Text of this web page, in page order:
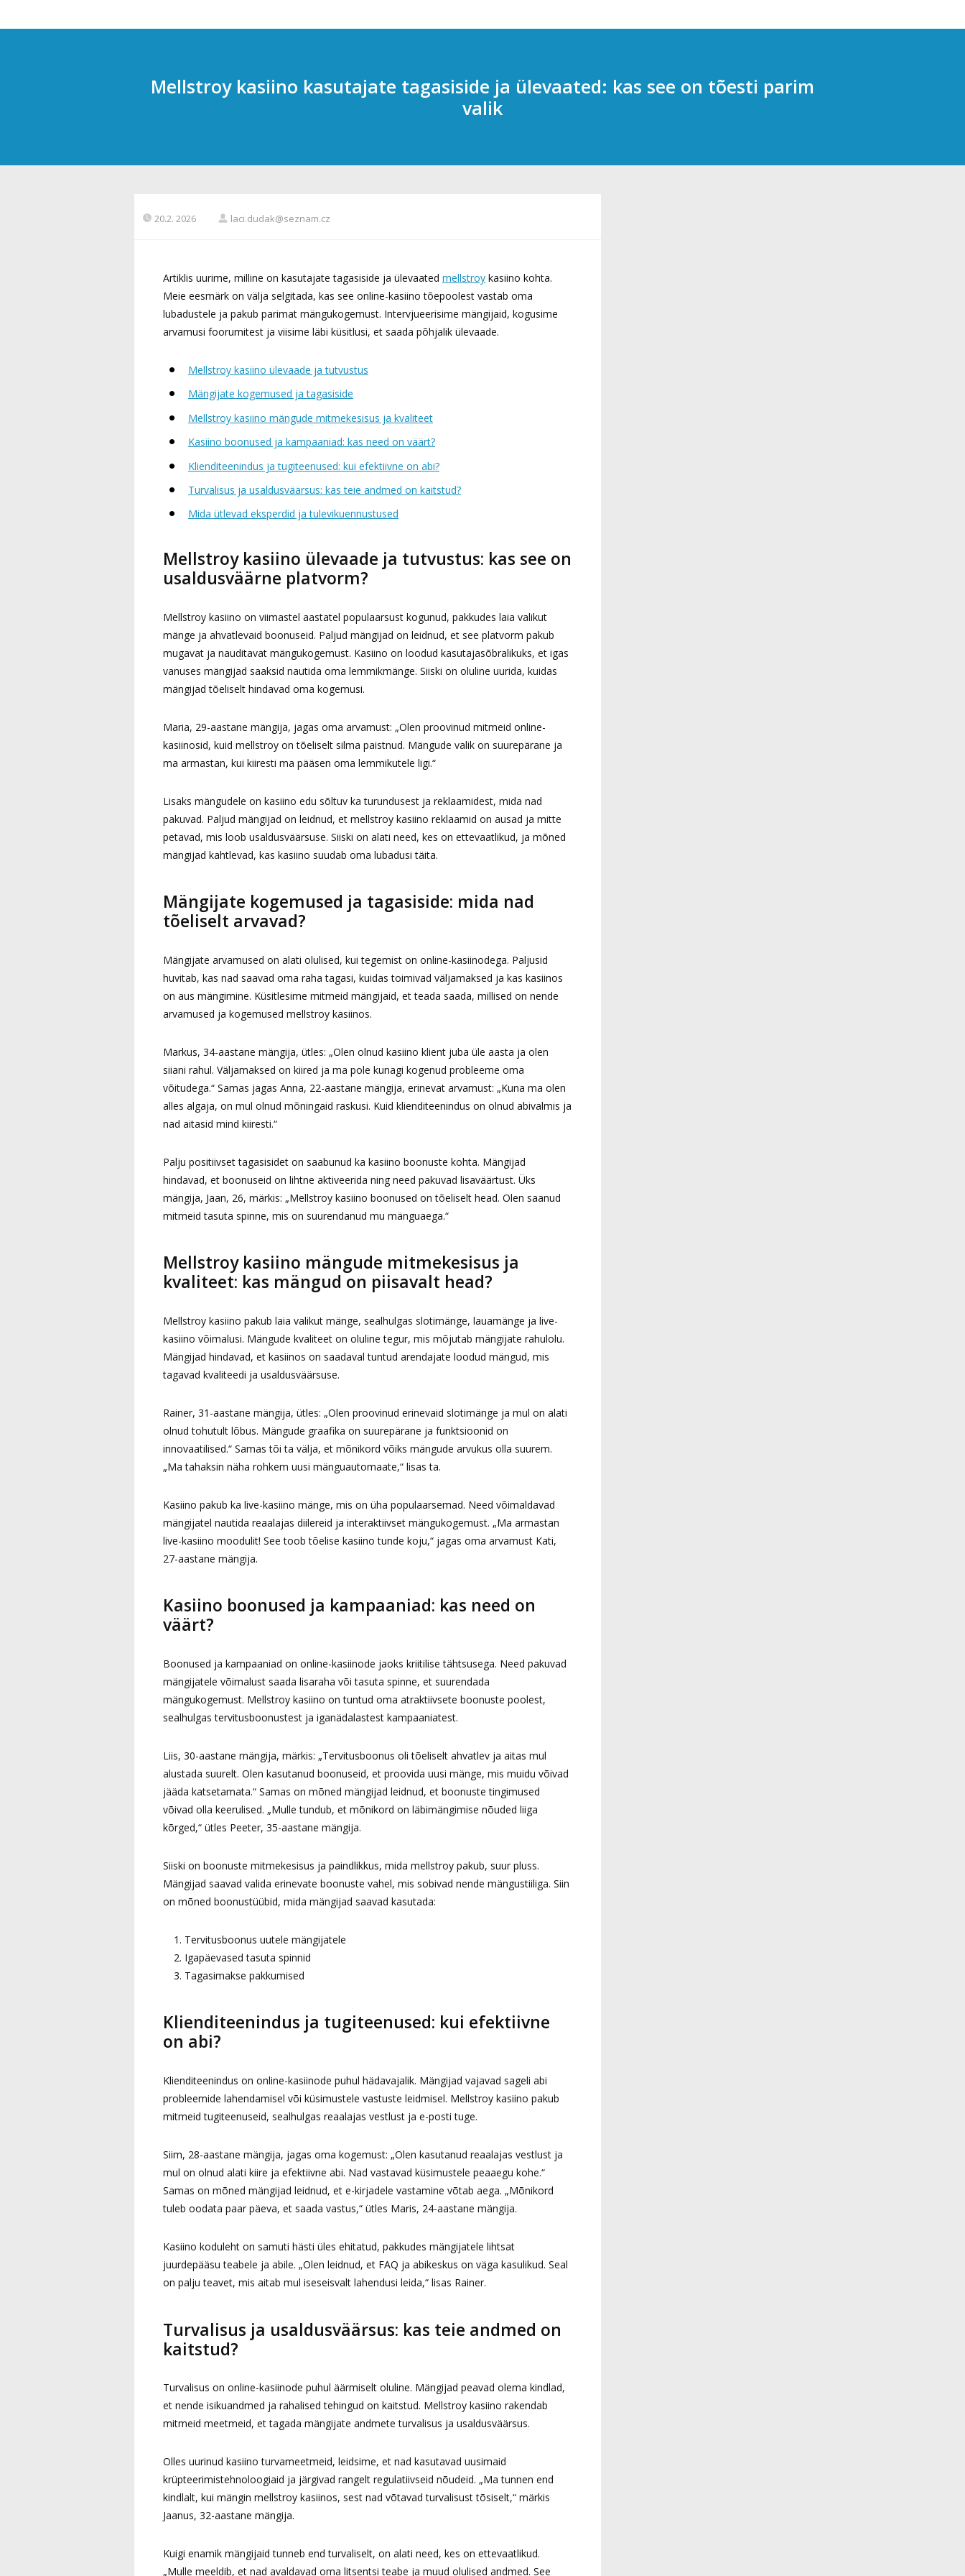
Mellstroy kasiino kasutajate tagasiside ja ülevaated: kas see on tõesti parim
valik
20.2. 2026 laci.dudak@seznam.cz
Artiklis uurime, milline on kasutajate tagasiside ja ülevaated mellstroy kasiino kohta.
Meie eesmärk on välja selgitada, kas see online-kasiino tõepoolest vastab oma
lubadustele ja pakub parimat mängukogemust. Intervjueerisime mängijaid, kogusime
arvamusi foorumitest ja viisime läbi küsitlusi, et saada põhjalik ülevaade.
Mellstroy kasiino ülevaade ja tutvustus
Mängijate kogemused ja tagasiside
Mellstroy kasiino mängude mitmekesisus ja kvaliteet
Kasiino boonused ja kampaaniad: kas need on väärt?
Klienditeenindus ja tugiteenused: kui efektiivne on abi?
Turvalisus ja usaldusväärsus: kas teie andmed on kaitstud?
Mida ütlevad eksperdid ja tulevikuennustused
Mellstroy kasiino ülevaade ja tutvustus: kas see on
usaldusväärne platvorm?
Mellstroy kasiino on viimastel aastatel populaarsust kogunud, pakkudes laia valikut
mänge ja ahvatlevaid boonuseid. Paljud mängijad on leidnud, et see platvorm pakub
mugavat ja nauditavat mängukogemust. Kasiino on loodud kasutajasõbralikuks, et igas
vanuses mängijad saaksid nautida oma lemmikmänge. Siiski on oluline uurida, kuidas
mängijad tõeliselt hindavad oma kogemusi.
Maria, 29-aastane mängija, jagas oma arvamust: „Olen proovinud mitmeid online-
kasiinosid, kuid mellstroy on tõeliselt silma paistnud. Mängude valik on suurepärane ja
ma armastan, kui kiiresti ma pääsen oma lemmikutele ligi.“
Lisaks mängudele on kasiino edu sõltuv ka turundusest ja reklaamidest, mida nad
pakuvad. Paljud mängijad on leidnud, et mellstroy kasiino reklaamid on ausad ja mitte
petavad, mis loob usaldusväärsuse. Siiski on alati need, kes on ettevaatlikud, ja mõned
mängijad kahtlevad, kas kasiino suudab oma lubadusi täita.
Mängijate kogemused ja tagasiside: mida nad
tõeliselt arvavad?
Mängijate arvamused on alati olulised, kui tegemist on online-kasiinodega. Paljusid
huvitab, kas nad saavad oma raha tagasi, kuidas toimivad väljamaksed ja kas kasiinos
on aus mängimine. Küsitlesime mitmeid mängijaid, et teada saada, millised on nende
arvamused ja kogemused mellstroy kasiinos.
Markus, 34-aastane mängija, ütles: „Olen olnud kasiino klient juba üle aasta ja olen
siiani rahul. Väljamaksed on kiired ja ma pole kunagi kogenud probleeme oma
võitudega.“ Samas jagas Anna, 22-aastane mängija, erinevat arvamust: „Kuna ma olen
alles algaja, on mul olnud mõningaid raskusi. Kuid klienditeenindus on olnud abivalmis ja
nad aitasid mind kiiresti.“
Palju positiivset tagasisidet on saabunud ka kasiino boonuste kohta. Mängijad
hindavad, et boonuseid on lihtne aktiveerida ning need pakuvad lisaväärtust. Üks
mängija, Jaan, 26, märkis: „Mellstroy kasiino boonused on tõeliselt head. Olen saanud
mitmeid tasuta spinne, mis on suurendanud mu mänguaega.“
Mellstroy kasiino mängude mitmekesisus ja
kvaliteet: kas mängud on piisavalt head?
Mellstroy kasiino pakub laia valikut mänge, sealhulgas slotimänge, lauamänge ja live-
kasiino võimalusi. Mängude kvaliteet on oluline tegur, mis mõjutab mängijate rahulolu.
Mängijad hindavad, et kasiinos on saadaval tuntud arendajate loodud mängud, mis
tagavad kvaliteedi ja usaldusväärsuse.
Rainer, 31-aastane mängija, ütles: „Olen proovinud erinevaid slotimänge ja mul on alati
olnud tohutult lõbus. Mängude graafika on suurepärane ja funktsioonid on
innovaatilised.“ Samas tõi ta välja, et mõnikord võiks mängude arvukus olla suurem.
„Ma tahaksin näha rohkem uusi mänguautomaate,“ lisas ta.
Kasiino pakub ka live-kasiino mänge, mis on üha populaarsemad. Need võimaldavad
mängijatel nautida reaalajas diilereid ja interaktiivset mängukogemust. „Ma armastan
live-kasiino moodulit! See toob tõelise kasiino tunde koju,“ jagas oma arvamust Kati,
27-aastane mängija.
Kasiino boonused ja kampaaniad: kas need on
väärt?
Boonused ja kampaaniad on online-kasiinode jaoks kriitilise tähtsusega. Need pakuvad
mängijatele võimalust saada lisaraha või tasuta spinne, et suurendada
mängukogemust. Mellstroy kasiino on tuntud oma atraktiivsete boonuste poolest,
sealhulgas tervitusboonustest ja iganädalastest kampaaniatest.
Liis, 30-aastane mängija, märkis: „Tervitusboonus oli tõeliselt ahvatlev ja aitas mul
alustada suurelt. Olen kasutanud boonuseid, et proovida uusi mänge, mis muidu võivad
jääda katsetamata.“ Samas on mõned mängijad leidnud, et boonuste tingimused
võivad olla keerulised. „Mulle tundub, et mõnikord on läbimängimise nõuded liiga
kõrged,“ ütles Peeter, 35-aastane mängija.
Siiski on boonuste mitmekesisus ja paindlikkus, mida mellstroy pakub, suur pluss.
Mängijad saavad valida erinevate boonuste vahel, mis sobivad nende mängustiiliga. Siin
on mõned boonustüübid, mida mängijad saavad kasutada:
Tervitusboonus uutele mängijatele
Igapäevased tasuta spinnid
Tagasimakse pakkumised
Klienditeenindus ja tugiteenused: kui efektiivne
on abi?
Klienditeenindus on online-kasiinode puhul hädavajalik. Mängijad vajavad sageli abi
probleemide lahendamisel või küsimustele vastuste leidmisel. Mellstroy kasiino pakub
mitmeid tugiteenuseid, sealhulgas reaalajas vestlust ja e-posti tuge.
Siim, 28-aastane mängija, jagas oma kogemust: „Olen kasutanud reaalajas vestlust ja
mul on olnud alati kiire ja efektiivne abi. Nad vastavad küsimustele peaaegu kohe.“
Samas on mõned mängijad leidnud, et e-kirjadele vastamine võtab aega. „Mõnikord
tuleb oodata paar päeva, et saada vastus,“ ütles Maris, 24-aastane mängija.
Kasiino koduleht on samuti hästi üles ehitatud, pakkudes mängijatele lihtsat
juurdepääsu teabele ja abile. „Olen leidnud, et FAQ ja abikeskus on väga kasulikud. Seal
on palju teavet, mis aitab mul iseseisvalt lahendusi leida,“ lisas Rainer.
Turvalisus ja usaldusväärsus: kas teie andmed on
kaitstud?
Turvalisus on online-kasiinode puhul äärmiselt oluline. Mängijad peavad olema kindlad,
et nende isikuandmed ja rahalised tehingud on kaitstud. Mellstroy kasiino rakendab
mitmeid meetmeid, et tagada mängijate andmete turvalisus ja usaldusväärsus.
Olles uurinud kasiino turvameetmeid, leidsime, et nad kasutavad uusimaid
krüpteerimistehnoloogiaid ja järgivad rangelt regulatiivseid nõudeid. „Ma tunnen end
kindlalt, kui mängin mellstroy kasiinos, sest nad võtavad turvalisust tõsiselt,“ märkis
Jaanus, 32-aastane mängija.
Kuigi enamik mängijaid tunneb end turvaliselt, on alati need, kes on ettevaatlikud.
„Mulle meeldib, et nad avaldavad oma litsentsi teabe ja muud olulised andmed. See